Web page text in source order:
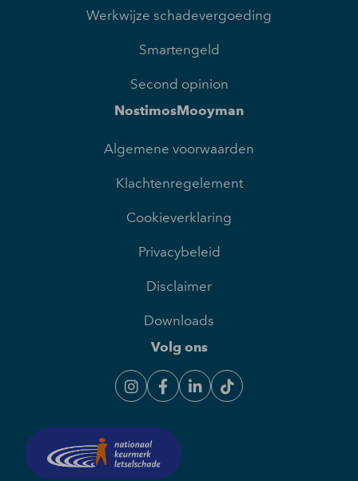
Werkwijze schadevergoeding
Smartengeld
Second opinion
NostimosMooyman
Algemene voorwaarden
Klachtenregelement
Cookieverklaring
Privacybeleid
Disclaimer
Downloads
Volg ons